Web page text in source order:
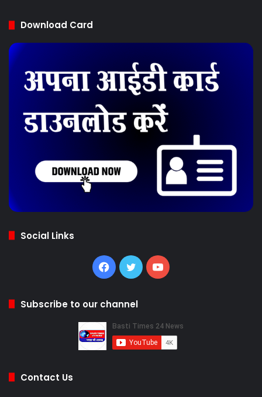
Download Card
Social Links
Facebook
TwitterYouTube
Subscribe to our channel
Contact Us